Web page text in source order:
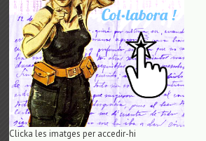
Clicka les imatges per accedir-hi